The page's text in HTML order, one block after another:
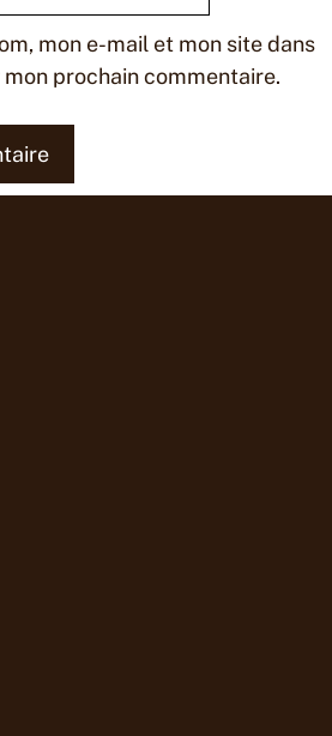
mon e-mail et mon site dans
prochain commentaire.